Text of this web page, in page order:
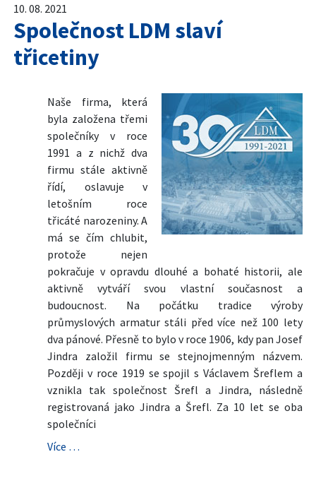
10. 08. 2021
Společnost LDM slaví
třicetiny
Naše firma, která
byla založena třemi
společníky v roce
1991 a z nichž dva
firmu stále aktivně
řídí, oslavuje v
letošním roce
třicáté narozeniny. A
má se čím chlubit,
protože nejen
pokračuje v opravdu dlouhé a bohaté historii, ale
aktivně vytváří svou vlastní současnost a
budoucnost. Na počátku tradice výroby
průmyslových armatur stáli před více než 100 lety
dva pánové. Přesně to bylo v roce 1906, kdy pan Josef
Jindra založil firmu se stejnojmenným názvem.
Později v roce 1919 se spojil s Václavem Šreflem a
vznikla tak společnost Šrefl a Jindra, následně
registrovaná jako Jindra a Šrefl. Za 10 let se oba
společníci
Více …